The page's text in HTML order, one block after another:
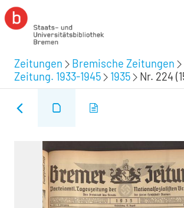
Zeitungen Bremische Zeitungen
Zeitung. 1933-1945
1935 Nr. 224